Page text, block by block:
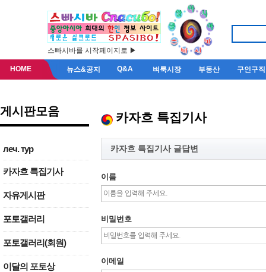
스빠시바를 시작페이지로 ▶
HOME 뉴스&공지 Q&A 벼룩시장 부동산 구인구직
게시판모음
леч. тур
카자흐 특집기사
자유게시판
포토갤러리
포토갤러리(회원)
이달의 포토상
카자흐 특집기사
카자흐 특집기사 글답변
이름
비밀번호
이메일